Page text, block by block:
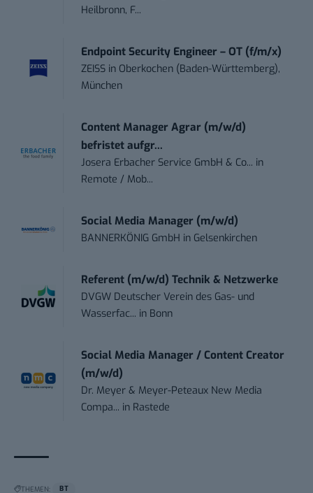
Heilbronn, F...
Endpoint Security Engineer – OT (f/m/x)
ZEISS in Oberkochen (Baden-Württemberg),
München
Content Manager Agrar (m/w/d)
befristet aufgr...
Josera Erbacher Service GmbH & Co... in
Remote / Mob...
Social Media Manager (m/w/d)
BANNERKÖNIG GmbH in Gelsenkirchen
Referent (m/w/d) Technik & Netzwerke
DVGW Deutscher Verein des Gas- und
Wasserfac... in Bonn
Social Media Manager / Content Creator
(m/w/d)
Dr. Meyer & Meyer-Peteaux New Media
Compa... in Rastede
THEMEN: BT